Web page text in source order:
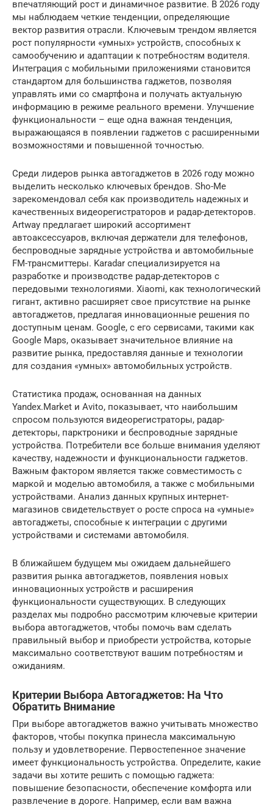
впечатляющий рост и динамичное развитие. В 2026 году
мы наблюдаем четкие тенденции, определяющие
вектор развития отрасли. Ключевым трендом является
рост популярности «умных» устройств, способных к
самообучению и адаптации к потребностям водителя.
Интеграция с мобильными приложениями становится
стандартом для большинства гаджетов, позволяя
управлять ими со смартфона и получать актуальную
информацию в режиме реального времени. Улучшение
функциональности – еще одна важная тенденция,
выражающаяся в появлении гаджетов с расширенными
возможностями и повышенной точностью.
Среди лидеров рынка автогаджетов в 2026 году можно
выделить несколько ключевых брендов. Sho-Me
зарекомендовал себя как производитель надежных и
качественных видеорегистраторов и радар-детекторов.
Artway предлагает широкий ассортимент
автоаксессуаров, включая держатели для телефонов,
беспроводные зарядные устройства и автомобильные
FM-трансмиттеры. Karadar специализируется на
разработке и производстве радар-детекторов с
передовыми технологиями. Xiaomi, как технологический
гигант, активно расширяет свое присутствие на рынке
автогаджетов, предлагая инновационные решения по
доступным ценам. Google, с его сервисами, такими как
Google Maps, оказывает значительное влияние на
развитие рынка, предоставляя данные и технологии
для создания «умных» автомобильных устройств.
Статистика продаж, основанная на данных
Yandex.Market и Avito, показывает, что наибольшим
спросом пользуются видеорегистраторы, радар-
детекторы, парктроники и беспроводные зарядные
устройства. Потребители все больше внимания уделяют
качеству, надежности и функциональности гаджетов.
Важным фактором является также совместимость с
маркой и моделью автомобиля, а также с мобильными
устройствами. Анализ данных крупных интернет-
магазинов свидетельствует о росте спроса на «умные»
автогаджеты, способные к интеграции с другими
устройствами и системами автомобиля.
В ближайшем будущем мы ожидаем дальнейшего
развития рынка автогаджетов, появления новых
инновационных устройств и расширения
функциональности существующих. В следующих
разделах мы подробно рассмотрим ключевые критерии
выбора автогаджетов, чтобы помочь вам сделать
правильный выбор и приобрести устройства, которые
максимально соответствуют вашим потребностям и
ожиданиям.
Критерии Выбора Автогаджетов: На Что
Обратить Внимание
При выборе автогаджетов важно учитывать множество
факторов, чтобы покупка принесла максимальную
пользу и удовлетворение. Первостепенное значение
имеет функциональность устройства. Определите, какие
задачи вы хотите решить с помощью гаджета:
повышение безопасности, обеспечение комфорта или
развлечение в дороге. Например, если вам важна